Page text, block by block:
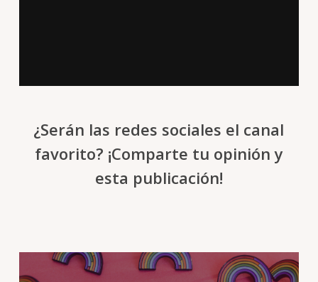
¿Serán las redes sociales el canal
favorito? ¡Comparte tu opinión y
esta publicación!